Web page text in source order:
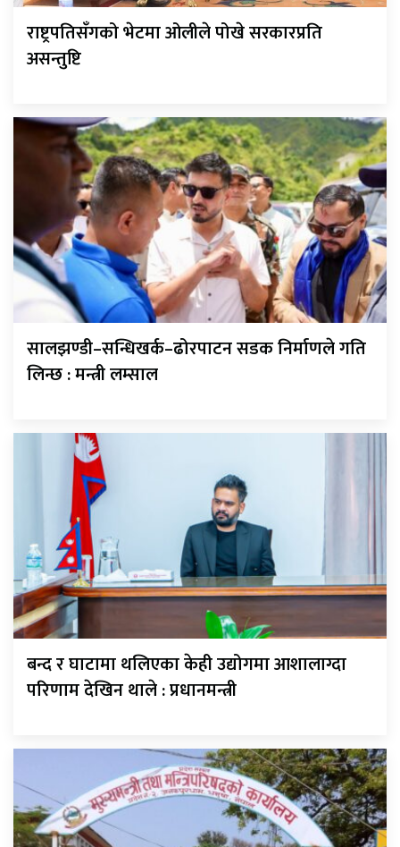
राष्ट्रपतिसँगको भेटमा ओलीले पोखे सरकारप्रति
असन्तुष्टि
सालझण्डी–सन्धिखर्क–ढोरपाटन सडक निर्माणले गति
लिन्छ : मन्त्री लम्साल
बन्द र घाटामा थलिएका केही उद्योगमा आशालाग्दा
परिणाम देखिन थाले : प्रधानमन्त्री